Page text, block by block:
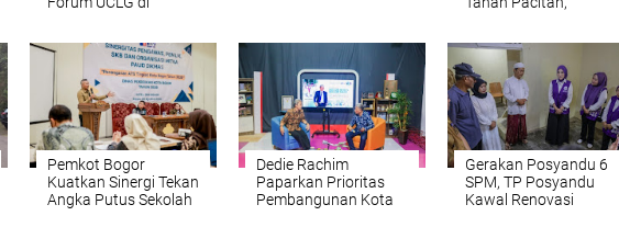
Arcapada
Pemkot Bogor
Kuatkan Sinergi Tekan
Angka Putus Sekolah
Dedie Rachim
Paparkan Prioritas
Pembangunan Kota
Gerakan Posyandu 6
SPM, TP Posyandu
Kawal Renovasi